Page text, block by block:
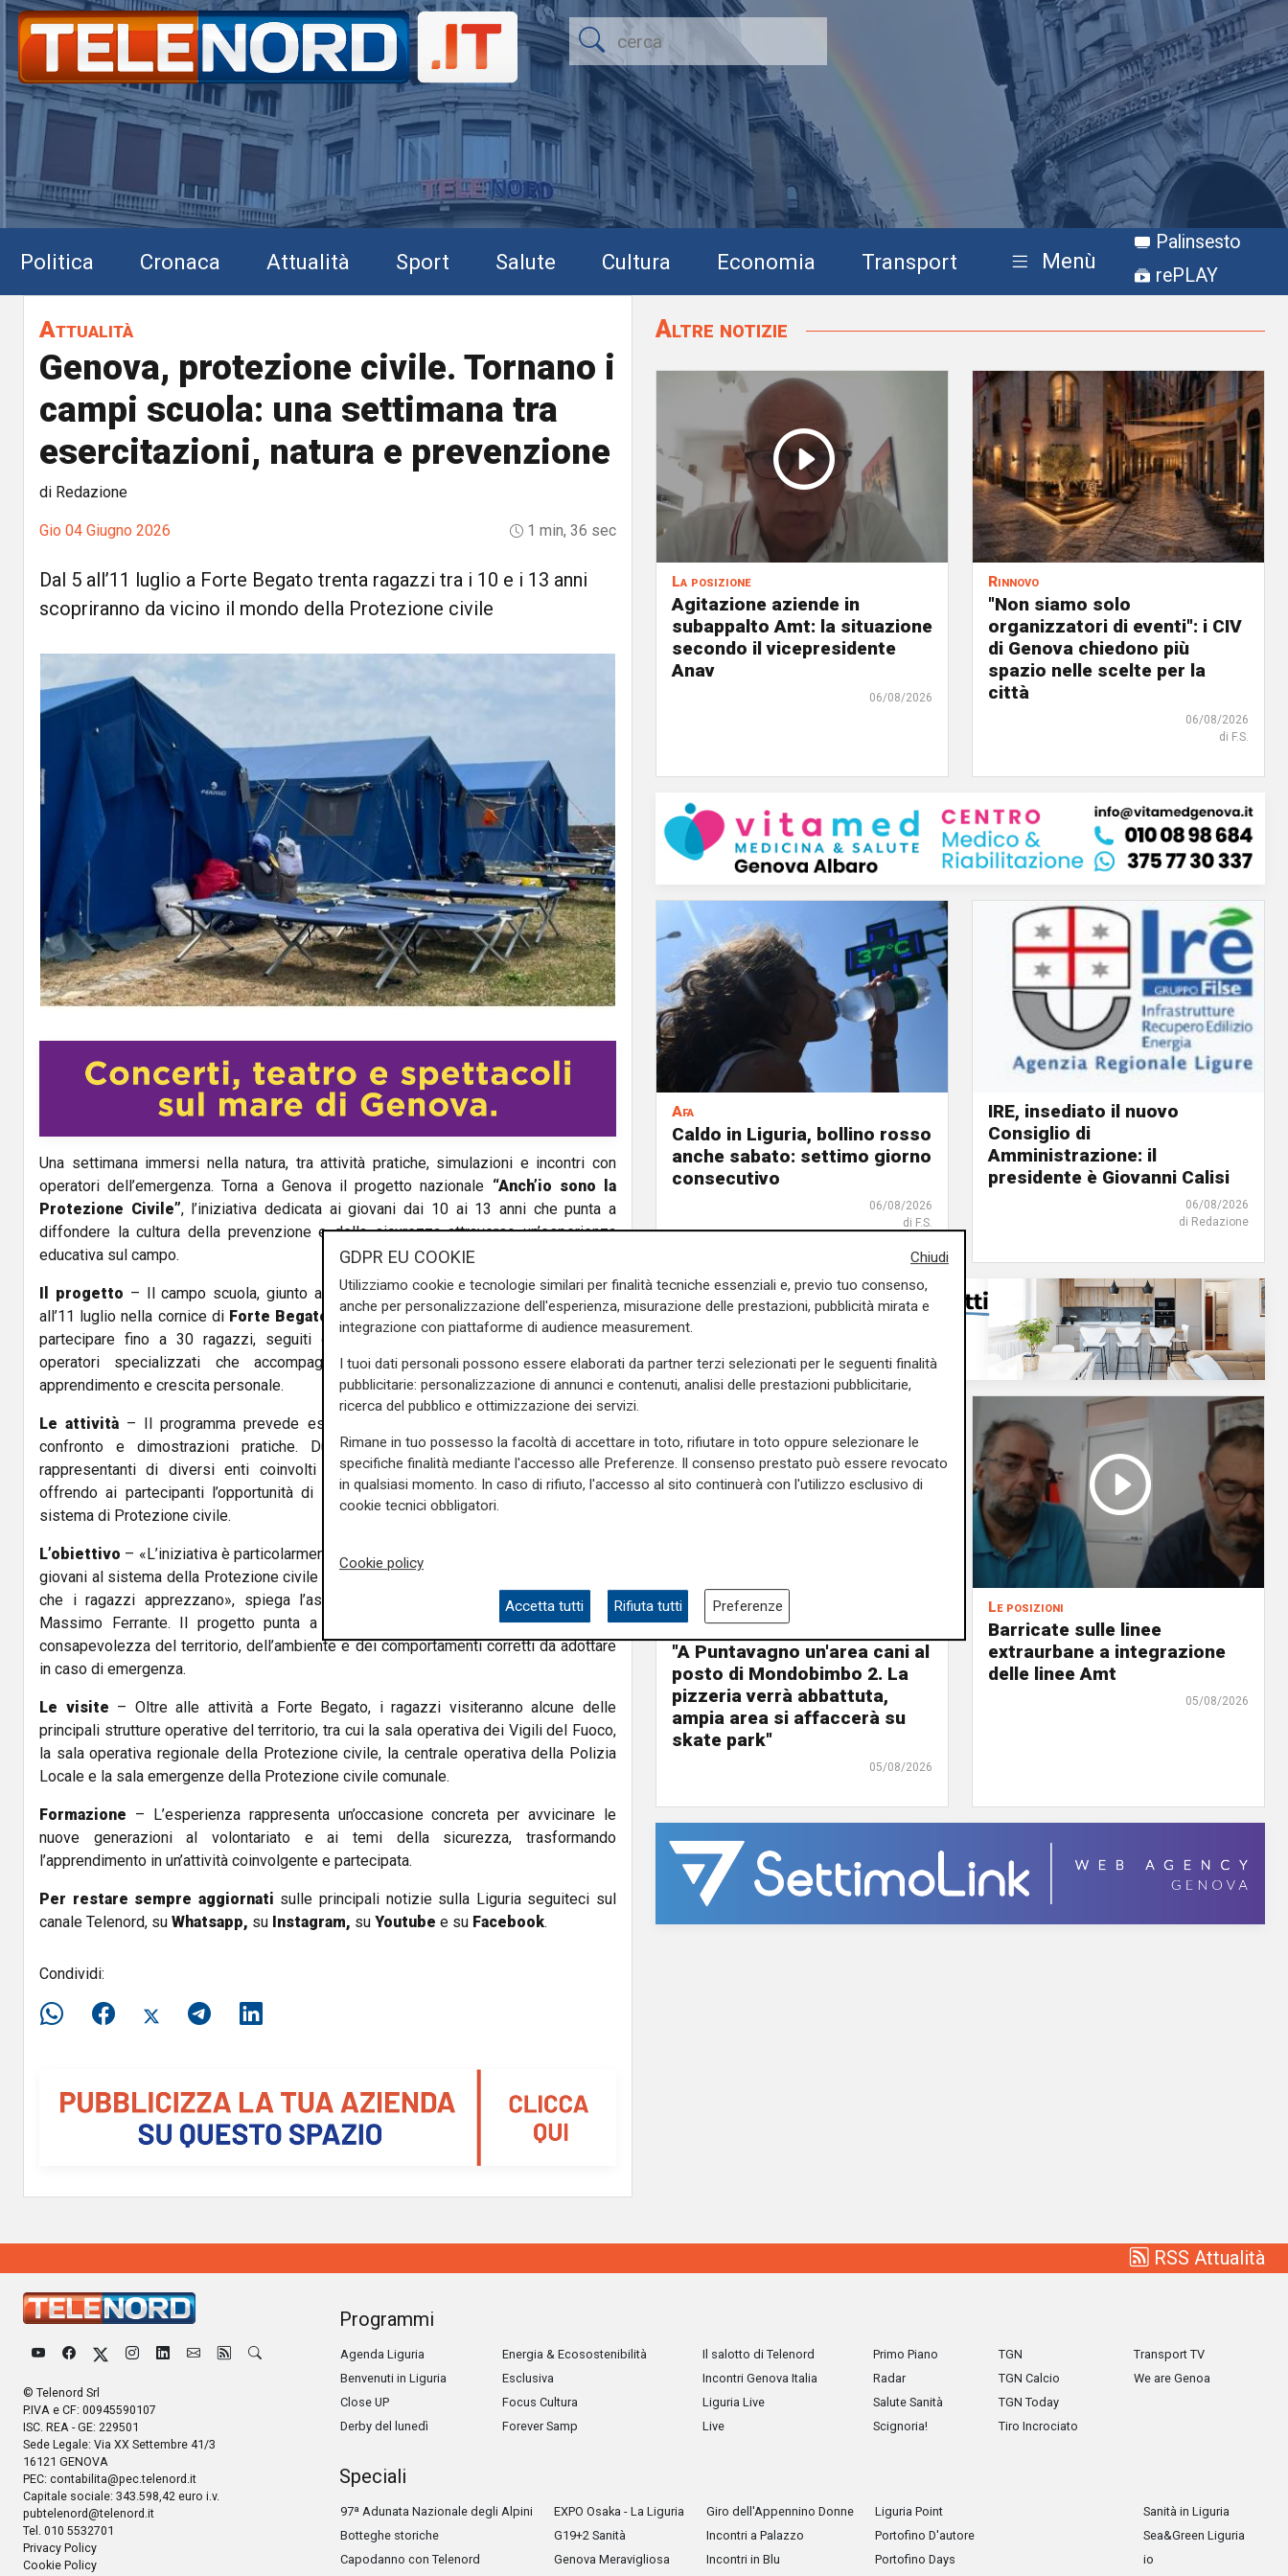
Politica Cronaca Attualità Sport Salute Cultura Economia Transport Menù
Palinsesto
rePLAY
Attualità
Genova, protezione civile. Tornano i
campi scuola: una settimana tra
esercitazioni, natura e prevenzione
di Redazione
Gio 04 Giugno 2026 1 min, 36 sec
Dal 5 all’11 luglio a Forte Begato trenta ragazzi tra i 10 e i 13 anni
scopriranno da vicino il mondo della Protezione civile
Una settimana immersi nella natura, tra attività pratiche, simulazioni e incontri con
operatori dell’emergenza. Torna a Genova il progetto nazionale “Anch’io sono la
Protezione Civile”, l’iniziativa dedicata ai giovani dai 10 ai 13 anni che punta a
diffondere la cultura della prevenzione e della sicurezza attraverso un’esperienza
educativa sul campo.
Il progetto – Il campo scuola, giunto alla sedicesima edizione, si svolgerà dal 5
all’11 luglio nella cornice di Forte Begato
, all’interno del Parco delle Mura. Potranno
partecipare fino a 30 ragazzi, seguiti da volontari appositamente formati e da
operatori specializzati che accompagneranno i giovani in un percorso di
apprendimento e crescita personale.
Le attività – Il programma prevede esercitazioni, giochi di squadra, momenti di
confronto e dimostrazioni pratiche. Durante la settimana interverranno anche
rappresentanti di diversi enti coinvolti nelle attività di emergenza e soccorso,
offrendo ai partecipanti l’opportunità di conoscere da vicino il funzionamento del
sistema di Protezione civile.
L’obiettivo – «L’iniziativa è particolarmente importante perché ci aiuta ad avvicinare i
giovani al sistema della Protezione civile attraverso una dimensione ludico-educativa
che i ragazzi apprezzano», spiega l’assessore comunale alla Protezione civile,
Massimo Ferrante. Il progetto punta a sviluppare nei più giovani una maggiore
consapevolezza del territorio, dell’ambiente e dei comportamenti corretti da adottare
in caso di emergenza.
Le visite – Oltre alle attività a Forte Begato, i ragazzi visiteranno alcune delle
principali strutture operative del territorio, tra cui la sala operativa dei Vigili del Fuoco,
la sala operativa regionale della Protezione civile, la centrale operativa della Polizia
Locale e la sala emergenze della Protezione civile comunale.
Formazione – L’esperienza rappresenta un’occasione concreta per avvicinare le
nuove generazioni al volontariato e ai temi della sicurezza, trasformando
l’apprendimento in un’attività coinvolgente e partecipata.
Per restare sempre aggiornati sulle principali notizie sulla Liguria seguiteci sul
canale Telenord, su Whatsapp, su Instagram, su Youtube e su Facebook.
Condividi:
Altre notizie
La posizione
Agitazione aziende in
subappalto Amt: la situazione
secondo il vicepresidente
Anav
06/08/2026
Rinnovo
"Non siamo solo
organizzatori di eventi": i CIV
di Genova chiedono più
spazio nelle scelte per la
città
06/08/2026
di F.S.
Afa
Caldo in Liguria, bollino rosso
anche sabato: settimo giorno
consecutivo
06/08/2026
di F.S.
IRE, insediato il nuovo
Consiglio di
Amministrazione: il
presidente è Giovanni Calisi
06/08/2026
di Redazione
Le novità
Ass. Viscogliosi a Telenord:
"A Puntavagno un'area cani al
posto di Mondobimbo 2. La
pizzeria verrà abbattuta,
ampia area si affaccerà su
skate park"
05/08/2026
Le posizioni
Barricate sulle linee
extraurbane a integrazione
delle linee Amt
05/08/2026
RSS Attualità
© Telenord Srl
P.IVA e CF: 00945590107
ISC. REA - GE: 229501
Sede Legale: Via XX Settembre 41/3
16121 GENOVA
PEC: contabilita@pec.telenord.it
Capitale sociale: 343.598,42 euro i.v.
pubtelenord@telenord.it
Tel. 010 5532701
Privacy Policy
Cookie Policy
Programmi
Agenda Liguria
Benvenuti in Liguria
Close UP
Derby del lunedì
Energia & Ecosostenibilità
Esclusiva
Focus Cultura
Forever Samp
Il salotto di Telenord
Incontri Genova Italia
Liguria Live
Live
Primo Piano
Radar
Salute Sanità
Scignoria!
TGN
TGN Calcio
TGN Today
Tiro Incrociato
Transport TV
We are Genoa
Speciali
97ª Adunata Nazionale degli Alpini
Botteghe storiche
Capodanno con Telenord
EXPO Osaka - La Liguria
G19+2 Sanità
Genova Meravigliosa
Giro dell'Appennino Donne
Incontri a Palazzo
Incontri in Blu
Liguria Point
Portofino D'autore
Portofino Days
Sanità in Liguria
Sea&Green Liguria
io
Chiudi
GDPR EU COOKIE
Utilizziamo cookie e tecnologie similari per finalità tecniche essenziali e, previo tuo consenso,
anche per personalizzazione dell'esperienza, misurazione delle prestazioni, pubblicità mirata e
integrazione con piattaforme di audience measurement.
I tuoi dati personali possono essere elaborati da partner terzi selezionati per le seguenti finalità
pubblicitarie: personalizzazione di annunci e contenuti, analisi delle prestazioni pubblicitarie,
ricerca del pubblico e ottimizzazione dei servizi.
Rimane in tuo possesso la facoltà di accettare in toto, rifiutare in toto oppure selezionare le
specifiche finalità mediante l'accesso alle Preferenze. Il consenso prestato può essere revocato
in qualsiasi momento. In caso di rifiuto, l'accesso al sito continuerà con l'utilizzo esclusivo di
cookie tecnici obbligatori.
Cookie policy
Accetta tutti Rifiuta tutti Preferenze